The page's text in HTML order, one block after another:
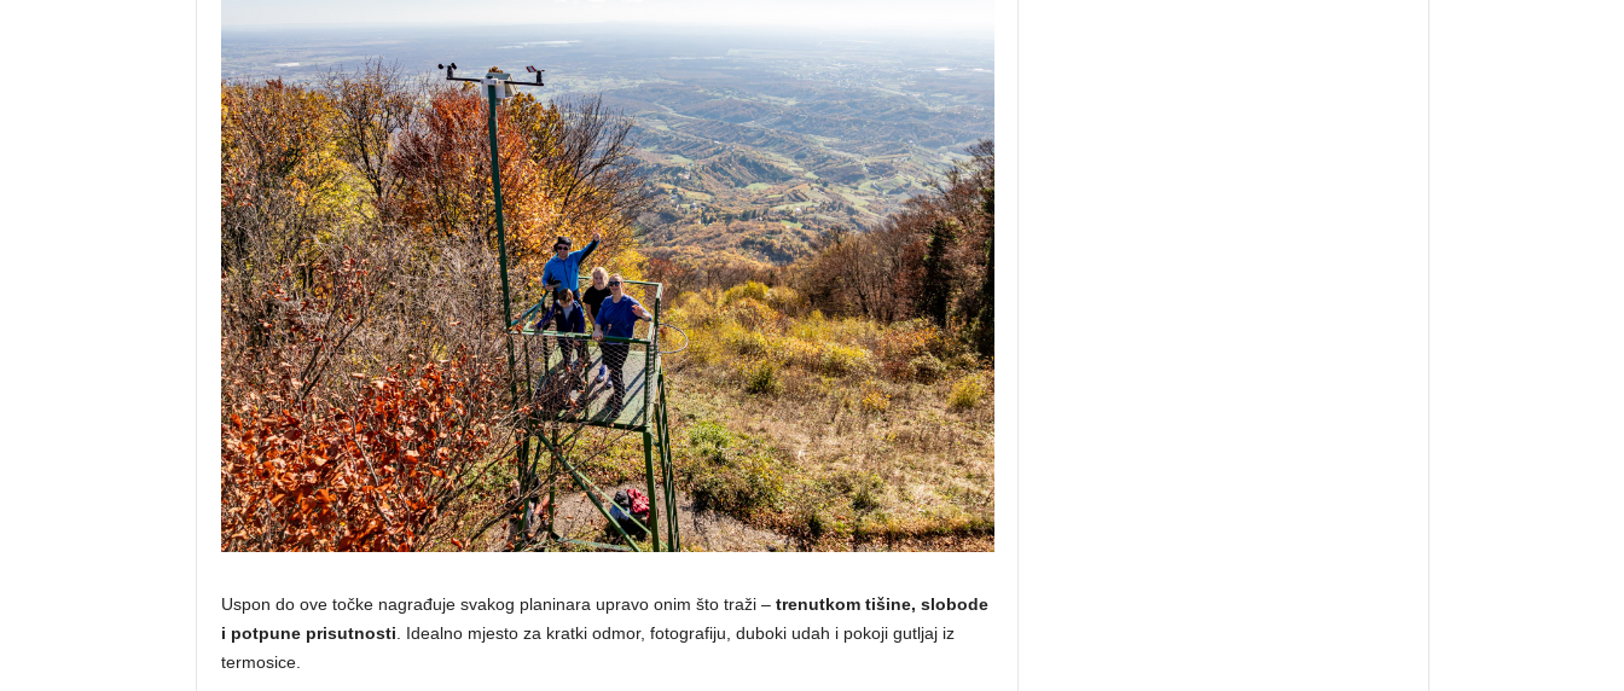
Uspon do ove točke nagrađuje svakog planinara upravo onim što traži – trenutkom tišine, slobode
i potpune prisutnosti . Idealno mjesto za kratki odmor, fotografiju, duboki udah i pokoji gutljaj iz
termosice.